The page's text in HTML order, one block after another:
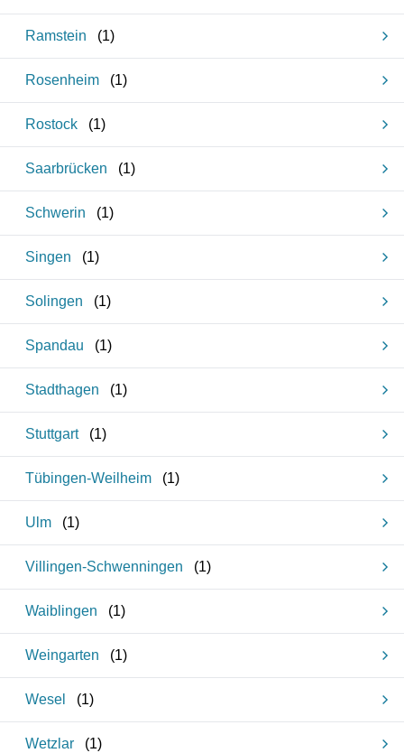
Ramstein (1)
Rosenheim (1)
Rostock (1)
Saarbrücken (1)
Schwerin (1)
Singen (1)
Solingen (1)
Spandau (1)
Stadthagen (1)
Stuttgart (1)
Tübingen-Weilheim (1)
Ulm (1)
Villingen-Schwenningen (1)
Waiblingen (1)
Weingarten (1)
Wesel (1)
Wetzlar (1)